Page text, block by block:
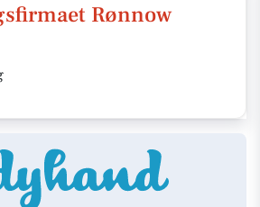
Rønnow